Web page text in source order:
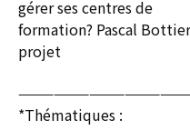
gérer ses centres de
formation? Pascal
projet
*Thématiques :